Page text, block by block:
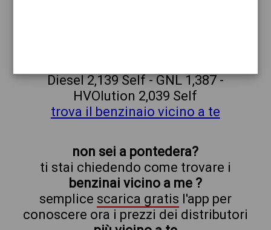
Diesel 2,139 Self - GNL 1,387 -
HVOlution 2,039 Self
trova il benzinaio vicino a te
non sei a pontedera?
ti stai chiedendo come trovare i
benzinai vicino a me ?
semplice scarica gratis l'app per
conoscere ora i prezzi dei distributori